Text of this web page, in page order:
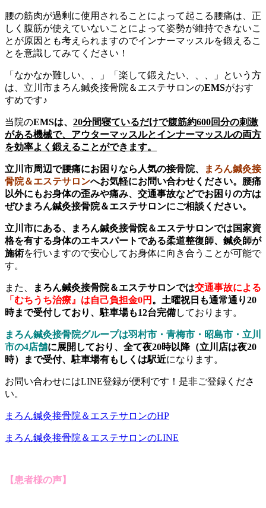
腰の筋肉が過剰に使用されることによって起こる腰痛は、正
しく腹筋が使えていないことによって姿勢が維持できないこ
とが原因とも考えられますのでインナーマッスルを鍛えるこ
とを意識してみてください！
「なかなか難しい、、」「楽して鍛えたい、、、」という方
は、立川市まろん鍼灸接骨院＆エステサロンのEMSがおす
すめです♪
当院のEMSは、 20分間寝ているだけで腹筋約600回分の刺激
がある機械で、アウターマッスルとインナーマッスルの両方
を効率よく鍛えることができます。
立川市周辺で腰痛にお困りなら人気の接骨院、
まろん鍼灸接
骨院＆エステサロンへお気軽にお問い合わせください。腰痛
以外にもお身体の歪みや痛み、交通事故などでお困りの方は
ぜひまろん鍼灸接骨院＆エステサロンにご相談ください。
立川市にある、まろん鍼灸接骨院＆エステサロンでは国家資
格を有する身体のエキスパートである柔道整復師、鍼灸師が
施術を行いますので安心してお身体に向き合うことが可能で
す。
また、 まろん鍼灸接骨院＆エステサロンでは交通事故による
「むちうち治療』は自己負担金0円 。土曜祝日も通常通り20
時まで受付しており、駐車場も12台完備しております。
まろん鍼灸接骨院グループは羽村市・青梅市・昭島市・立川
市の4店舗に展開しており、全て夜20時以降（立川店は夜20
時）まで受付、駐車場有もしくは駅近になります。
お問い合わせにはLINE登録が便利です！是非ご登録くださ
い。
まろん鍼灸接骨院＆エステサロンのHP
まろん鍼灸接骨院＆エステサロンのLINE
【患者様の声】